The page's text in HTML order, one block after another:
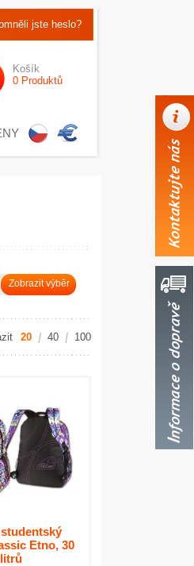
jste heslo?
Košík
0 Produktů
20 40 100
Etno, 30
litrů